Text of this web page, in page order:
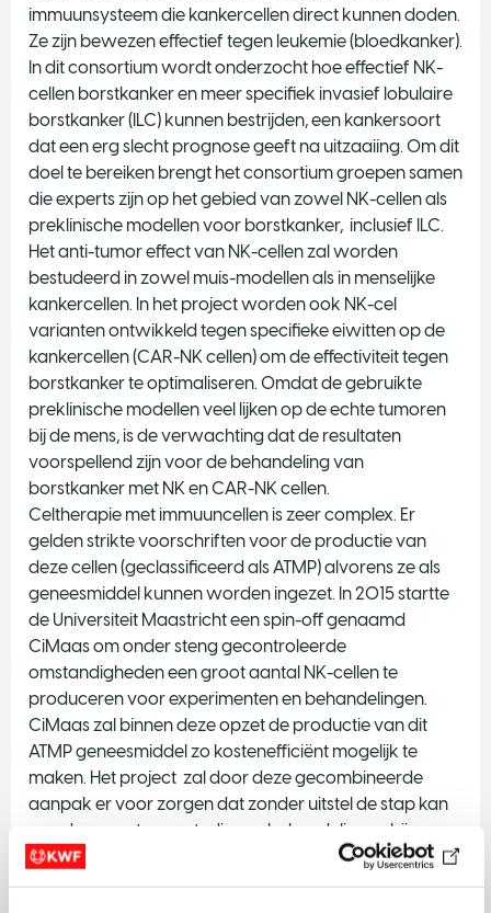
immuunsysteem die kankercellen direct kunnen doden.
Ze zijn bewezen effectief tegen leukemie (bloedkanker).
In dit consortium wordt onderzocht hoe effectief NK-
cellen borstkanker en meer specifiek invasief lobulaire
borstkanker (ILC) kunnen bestrijden, een kankersoort
dat een erg slecht prognose geeft na uitzaaiing. Om dit
doel te bereiken brengt het consortium groepen samen
die experts zijn op het gebied van zowel NK-cellen als
preklinische modellen voor borstkanker, inclusief ILC.
Het anti-tumor effect van NK-cellen zal worden
bestudeerd in zowel muis-modellen als in menselijke
kankercellen. In het project worden ook NK-cel
varianten ontwikkeld tegen specifieke eiwitten op de
kankercellen (CAR-NK cellen) om de effectiviteit tegen
borstkanker te optimaliseren. Omdat de gebruikte
preklinische modellen veel lijken op de echte tumoren
bij de mens, is de verwachting dat de resultaten
voorspellend zijn voor de behandeling van
borstkanker met NK en CAR-NK cellen.
Celtherapie met immuuncellen is zeer complex. Er
gelden strikte voorschriften voor de productie van
deze cellen (geclassificeerd als ATMP) alvorens ze als
geneesmiddel kunnen worden ingezet. In 2015 startte
de Universiteit Maastricht een spin-off genaamd
CiMaas om onder steng gecontroleerde
omstandigheden een groot aantal NK-cellen te
produceren voor experimenten en behandelingen.
CiMaas zal binnen deze opzet de productie van dit
ATMP geneesmiddel zo kostenefficiënt mogelijk te
maken. Het project zal door deze gecombineerde
aanpak er voor zorgen dat zonder uitstel de stap kan
worden gezet naar studies en behandelingen bij
patienten met uitgezaaid borstkanker. CiMaas zal
tevens haar infrastructuur beschikbaar stellen voor